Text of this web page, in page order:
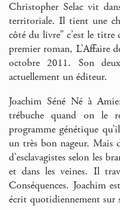
Christopher Selac vit
territoriale. Il tient une
côté du livre” c’est le
premier roman, L’Affaire
octobre 2011. Son
actuellement un éditeur.
Joachim Séné Né à
trébuche quand on le
programme génétique
un très bon nageur. Mais
d’esclavagistes selon les
et dans les veines. Il
Conséquences. Joachim
écrit quotidiennement sur